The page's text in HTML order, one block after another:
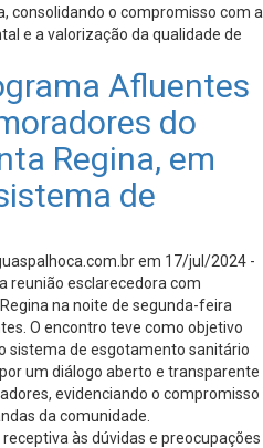
consolidando o compromisso com a
e a valorização da qualidade de
Afluentes
do
Regina, em
de
em 17/jul/2024 -
reunião esclarecedora com
na noite de segunda-feira
O encontro teve como objetivo
sistema de esgotamento sanitário
um diálogo aberto e transparente
evidenciando o compromisso
da comunidade.
às dúvidas e preocupações